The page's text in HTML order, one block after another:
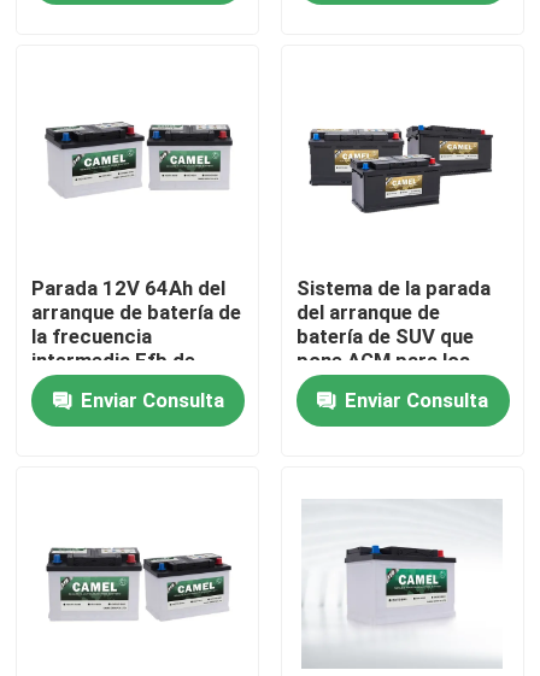
Éntrenos en contacto con
Batería del arrancador del coche
Batería de plomo del arrancador
Batería de la parada de comienzo del coche
Batería resistente del camión
Parada 12V 64Ah del
arranque de batería de
la frecuencia
intermedia Efb de
plomo para el coche
automotrizEnviar Consulta
Sistema de la parada
del arranque de
batería de SUV que
pone AGM para los
coches automotrices
Enviar Consulta